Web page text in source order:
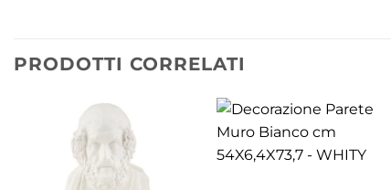
PRODOTTI CORRELATI